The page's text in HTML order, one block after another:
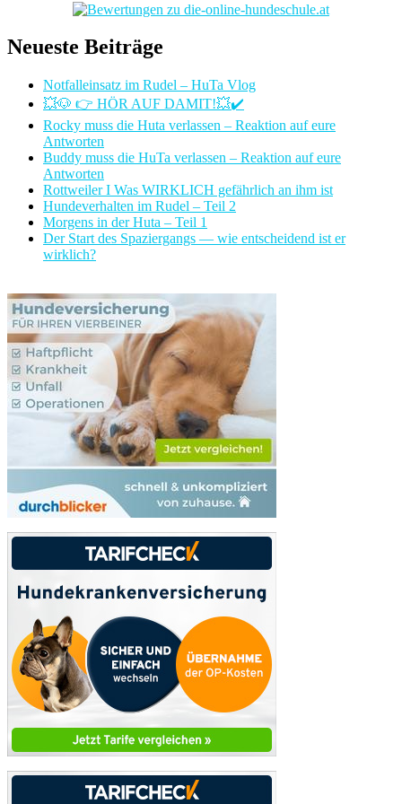
Neueste Beiträge
Notfalleinsatz im Rudel – HuTa Vlog
💥🐶 👉 HÖR AUF DAMIT!💥✔️
Rocky muss die Huta verlassen – Reaktion auf eure
Antworten
Buddy muss die HuTa verlassen – Reaktion auf eure
Antworten
Rottweiler I Was WIRKLICH gefährlich an ihm ist
Hundeverhalten im Rudel – Teil 2
Morgens in der Huta – Teil 1
Der Start des Spaziergangs — wie entscheidend ist er
wirklich?